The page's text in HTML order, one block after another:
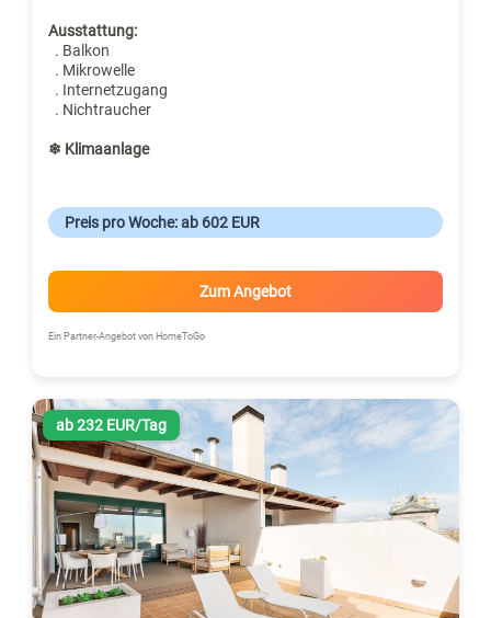
Ausstattung:
. Balkon
. Mikrowelle
. Internetzugang
. Nichtraucher
❄ Klimaanlage
Preis pro Woche: ab 602 EUR
Zum Angebot
Ein Partner-Angebot von HomeToGo
ab 232 EUR/Tag